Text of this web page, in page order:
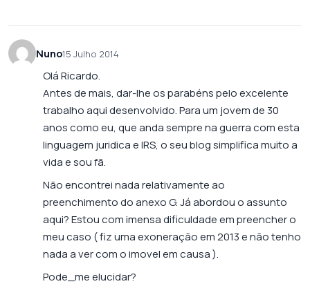
Nuno15 Julho 2014
Olá Ricardo.
Antes de mais, dar-lhe os parabéns pelo excelente
trabalho aqui desenvolvido. Para um jovem de 30
anos como eu, que anda sempre na guerra com esta
linguagem juridica e IRS, o seu blog simplifica muito a
vida e sou fã.
Não encontrei nada relativamente ao
preenchimento do anexo G. Já abordou o assunto
aqui? Estou com imensa dificuldade em preencher o
meu caso ( fiz uma exoneração em 2013 e não tenho
nada a ver com o imovel em causa ).
Pode_me elucidar?